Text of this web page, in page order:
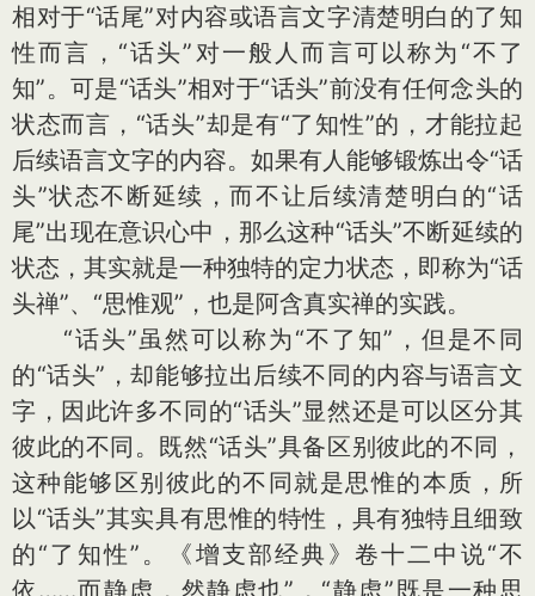
相对于“话尾”对内容或语言文字清楚明白的了知
性而言，“话头”对一般人而言可以称为“不了
知”。可是“话头”相对于“话头”前没有任何念头的
状态而言，“话头”却是有“了知性”的，才能拉起
后续语言文字的内容。如果有人能够锻炼出令“话
头”状态不断延续，而不让后续清楚明白的“话
尾”出现在意识心中，那么这种“话头”不断延续的
状态，其实就是一种独特的定力状态，即称为“话
头禅”、“思惟观”，也是阿含真实禅的实践。
“话头”虽然可以称为“不了知”，但是不同
的“话头”，却能够拉出后续不同的内容与语言文
字，因此许多不同的“话头”显然还是可以区分其
彼此的不同。既然“话头”具备区别彼此的不同，
这种能够区别彼此的不同就是思惟的本质，所
以“话头”其实具有思惟的特性，具有独特且细致
的“了知性”。《增支部经典》卷十二中说“不
依……而静虑，然静虑也”，“静虑”既是一种思